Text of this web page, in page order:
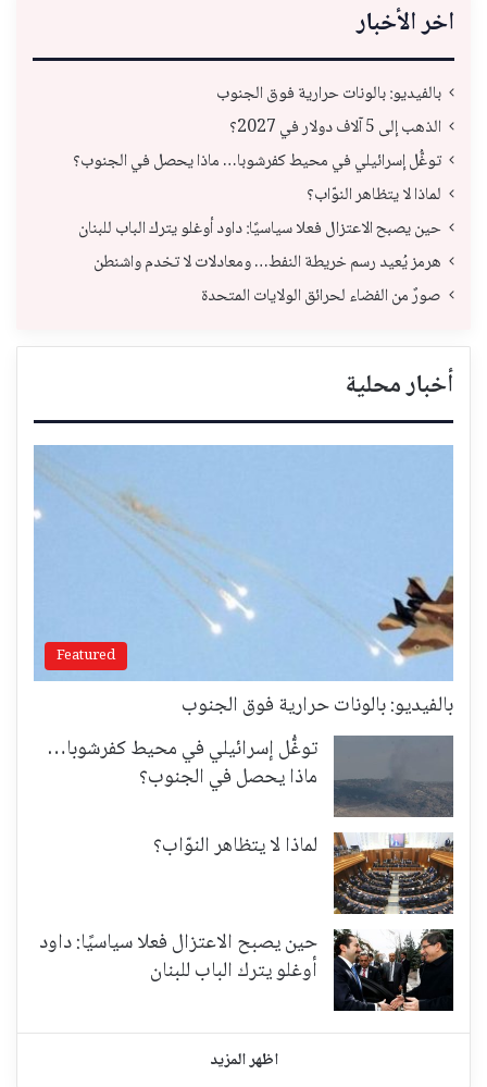
اخر الأخبار
بالفيديو: بالونات حرارية فوق الجنوب
الذهب إلى 5 آلاف دولار في 2027؟
توغُّل إسرائيلي في محيط كفرشوبا… ماذا يحصل في الجنوب؟
لماذا لا يتظاهر النوّاب؟
حين يصبح الاعتزال فعلا سياسيًا: داود أوغلو يترك الباب للبنان
هرمز يُعيد رسم خريطة النفط… ومعادلات لا تخدم واشنطن
صورٌ من الفضاء لحرائق الولايات المتحدة
أخبار محلية
Featured
بالفيديو: بالونات حرارية فوق الجنوب
توغُّل إسرائيلي في محيط كفرشوبا…
ماذا يحصل في الجنوب؟
لماذا لا يتظاهر النوّاب؟
حين يصبح الاعتزال فعلا سياسيًا: داود
أوغلو يترك الباب للبنان
اظهر المزيد